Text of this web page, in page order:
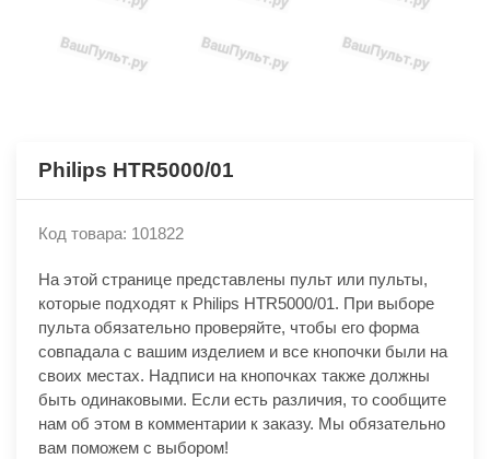
Philips HTR5000/01
Код товара: 101822
На этой странице представлены пульт или пульты,
которые подходят к Philips HTR5000/01. При выборе
пульта обязательно проверяйте, чтобы его форма
совпадала с вашим изделием и все кнопочки были на
своих местах. Надписи на кнопочках также должны
быть одинаковыми. Если есть различия, то сообщите
нам об этом в комментарии к заказу. Мы обязательно
вам поможем с выбором!